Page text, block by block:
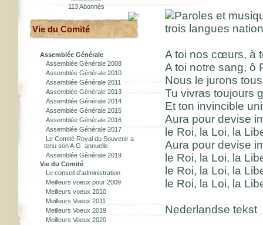
113 Abonnés
Vie du Comité
Assemblée Générale
Assemblée Générale 2008
Assemblée Générale 2010
Assemblée Générale 2011
Assemblée Générale 2013
Assemblée Générale 2014
Assemblée Générale 2015
Assemblée Générale 2016
Assemblée Générale 2017
Le Comité Royal du Souvenir a
tenu son A.G. annuelle
Assemblée Générale 2019
Vie du Comité
Le conseil d'administration
Meilleurs voeux pour 2009
Meilleurs voeux 2010
Meilleurs Voeux 2011
Meilleurs Voeux 2019
Meilleurs Voeux 2020
A toi nos cœurs, à
A toi notre sang, ô
Nous le jurons
Tu vivras toujours
Et ton invincible
Aura pour devise
le Roi, la Loi, la
Aura pour devise
le Roi, la Loi, la
le Roi, la Loi, la
le Roi, la Loi, la
Nederlandse tekst